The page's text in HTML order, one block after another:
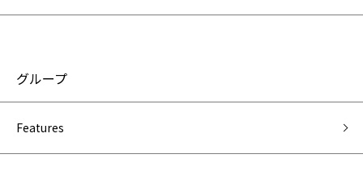
グループ
Features